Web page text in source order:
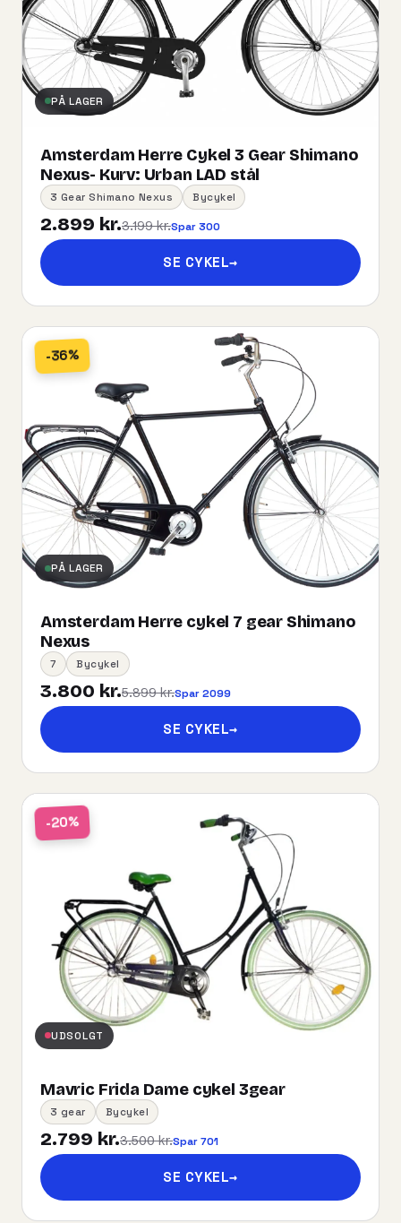
PÅ LAGER
Amsterdam Herre Cykel 3 Gear Shimano
Nexus- Kurv:​ ​Urban​ ​LAD​ ​stål
3 Gear Shimano Nexus Bycykel
2.899 kr.3.199 kr.Spar 300
SE CYKEL→
-36%
PÅ LAGER
Amsterdam Herre cykel 7 gear Shimano
Nexus
7 Bycykel
3.800 kr.5.899 kr.Spar 2099
SE CYKEL→
-20%
UDSOLGT
Mavric Frida Dame cykel 3gear
3 gear Bycykel
2.799 kr.3.500 kr.Spar 701
SE CYKEL→